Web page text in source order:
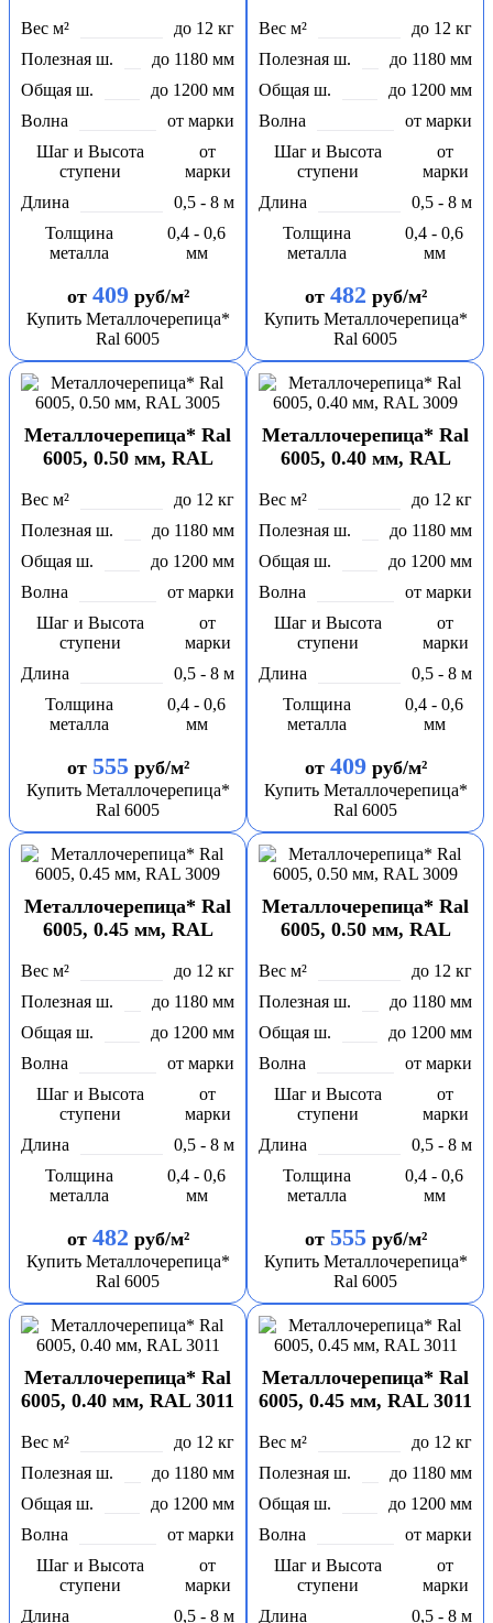
Вес м²
до 12 кг
Полезная ш.
до 1180 мм
Общая ш.
до 1200 мм
Волна
от марки
Шаг и Высота
ступени
от
марки
Длина
0,5 - 8 м
Толщина
металла
0,4 - 0,6
мм
от 409руб/м²
Купить Металлочерепица*
Ral 6005
Вес м²
до 12 кг
Полезная ш.
до 1180 мм
Общая ш.
до 1200 мм
Волна
от марки
Шаг и Высота
ступени
от
марки
Длина
0,5 - 8 м
Толщина
металла
0,4 - 0,6
мм
от 482 руб/м²
Купить Металлочерепица*
Ral 6005
Металлочерепица* Ral
6005, 0.50 мм, RAL
Вес м²
до 12 кг
Полезная ш.
до 1180 мм
Общая ш.
до 1200 мм
Волна
от марки
Шаг и Высота
ступени
от
марки
Длина
0,5 - 8 м
Толщина
металла
0,4 - 0,6
мм
от 555руб/м²
Купить Металлочерепица*
Ral 6005
Металлочерепица* Ral
6005, 0.40 мм, RAL
Вес м²
до 12 кг
Полезная ш.
до 1180 мм
Общая ш.
до 1200 мм
Волна
от марки
Шаг и Высота
ступени
от
марки
Длина
0,5 - 8 м
Толщина
металла
0,4 - 0,6
мм
от 409руб/м²
Купить Металлочерепица*
Ral 6005
Металлочерепица* Ral
6005, 0.45 мм, RAL
Вес м²
до 12 кг
Полезная ш.
до 1180 мм
Общая ш.
до 1200 мм
Волна
от марки
Шаг и Высота
ступени
от
марки
Длина
0,5 - 8 м
Толщина
металла
0,4 - 0,6
мм
от 482 руб/м²
Купить Металлочерепица*
Ral 6005
Металлочерепица* Ral
6005, 0.50 мм, RAL
Вес м²
до 12 кг
Полезная ш.
до 1180 мм
Общая ш.
до 1200 мм
Волна
от марки
Шаг и Высота
ступени
от
марки
Длина
0,5 - 8 м
Толщина
металла
0,4 - 0,6
мм
от 555руб/м²
Купить Металлочерепица*
Ral 6005
Металлочерепица* Ral
6005, 0.40 мм, RAL 3011
Вес м²
до 12 кг
Полезная ш.
до 1180 мм
Общая ш.
до 1200 мм
Волна
от марки
Шаг и Высота
ступени
от
марки
Длина
0,5 - 8 м
Металлочерепица* Ral
6005, 0.45 мм, RAL 3011
Вес м²
до 12 кг
Полезная ш.
до 1180 мм
Общая ш.
до 1200 мм
Волна
от марки
Шаг и Высота
ступени
от
марки
Длина
0,5 - 8 м